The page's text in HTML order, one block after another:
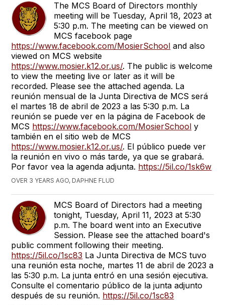
The MCS Board of Directors monthly
meeting will be Tuesday, April 18, 2023 at
5:30 p.m. The meeting can be viewed on
MCS facebook page
https://www.facebook.com/MosierSchool and also
viewed on MCS website
https://www.mosier.k12.or.us/. The public is welcome
to view the meeting live or later as it will be
recorded. Please see the attached agenda. La
reunión mensual de la Junta Directiva de MCS será
el martes 18 de abril de 2023 a las 5:30 p.m. La
reunión se puede ver en la página de Facebook de
MCS https://www.facebook.com/MosierSchool y
también en el sitio web de MCS
https://www.mosier.k12.or.us/. El público puede ver
la reunión en vivo o más tarde, ya que se grabará.
Por favor vea la agenda adjunta. https://5il.co/1sk6w
OVER 3 YEARS AGO, DAPHNE FLUD
MCS Board of Directors had a meeting
tonight, Tuesday, April 11, 2023 at 5:30
p.m. The board went into an Executive
Session. Please see the attached board's
public comment following their meeting.
https://5il.co/1sc83 La Junta Directiva de MCS tuvo
una reunión esta noche, martes 11 de abril de 2023 a
las 5:30 p.m. La junta entró en una sesión ejecutiva.
Consulte el comentario público de la junta adjunto
después de su reunión. https://5il.co/1sc83